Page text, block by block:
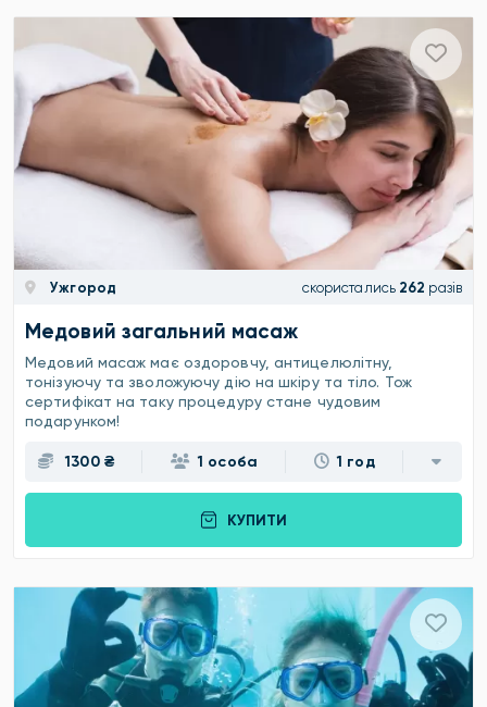
Ужгород скористались 262 разів
Медовий загальний масаж
Медовий масаж має оздоровчу, антицелюлітну,
тонізуючу та зволожуючу дію на шкіру та тіло. Тож
сертифікат на таку процедуру стане чудовим
подарунком!
1300 ₴ 1 особа 1 год
КУПИТИ